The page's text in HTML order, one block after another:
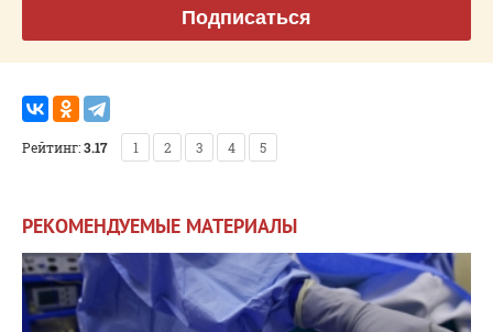
Подписаться
Рейтинг:3.17 1 2 3 4 5
РЕКОМЕНДУЕМЫЕ МАТЕРИАЛЫ